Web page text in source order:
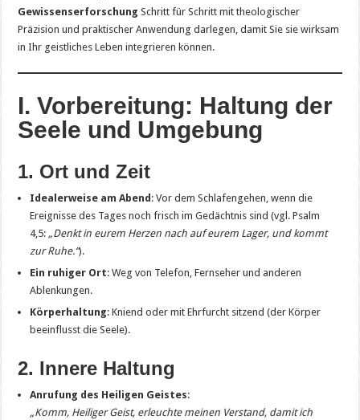
Gewissenserforschung Schritt für Schritt mit theologischer
Präzision und praktischer Anwendung darlegen, damit Sie sie wirksam
in Ihr geistliches Leben integrieren können.
I. Vorbereitung: Haltung der
Seele und Umgebung
1. Ort und Zeit
Idealerweise am Abend : Vor dem Schlafengehen, wenn die
Ereignisse des Tages noch frisch im Gedächtnis sind (vgl. Psalm
4,5: „Denkt in eurem Herzen nach auf eurem Lager, und kommt
zur Ruhe.“).
Ein ruhiger Ort: Weg von Telefon, Fernseher und anderen
Ablenkungen.
Körperhaltung: Kniend oder mit Ehrfurcht sitzend (der Körper
beeinflusst die Seele).
2. Innere Haltung
Anrufung des Heiligen Geistes:
„Komm, Heiliger Geist, erleuchte meinen Verstand, damit ich